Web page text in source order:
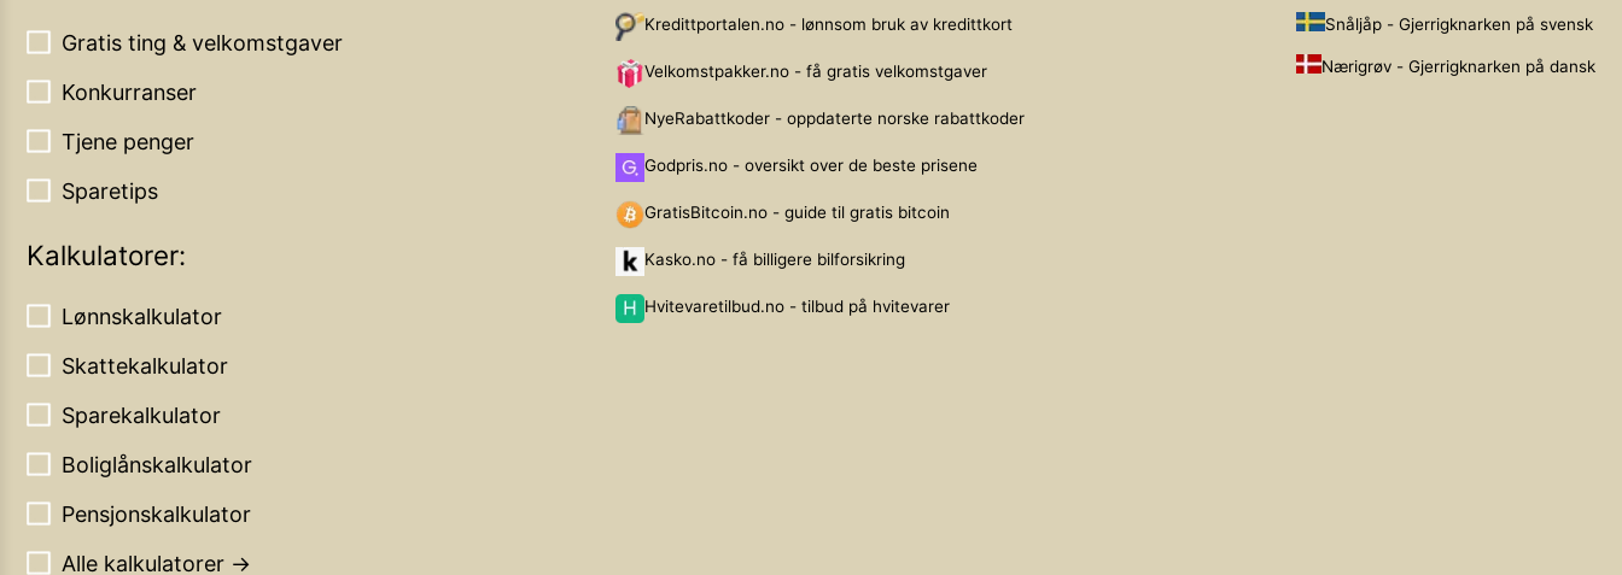
Gratis ting & velkomstgaver
Konkurranser
Tjene penger
Sparetips
Kalkulatorer:
Lønnskalkulator
Skattekalkulator
Sparekalkulator
Boliglånskalkulator
Pensjonskalkulator
Alle kalkulatorer →
Kredittportalen.no - lønnsom bruk av kredittkort
Velkomstpakker.no - få gratis velkomstgaver
NyeRabattkoder - oppdaterte norske rabattkoder
Godpris.no - oversikt over de beste prisene
GratisBitcoin.no - guide til gratis bitcoin
Kasko.no - få billigere bilforsikring
Hvitevaretilbud.no - tilbud på hvitevarer
Snåljåp - Gjerrigknarken på svensk
Nærigrøv - Gjerrigknarken på dansk